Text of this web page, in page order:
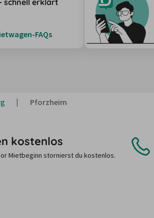
schnell erklärt
FAQs
Pforzheim
kostenlos
Mietbeginn stornierst du kostenlos.